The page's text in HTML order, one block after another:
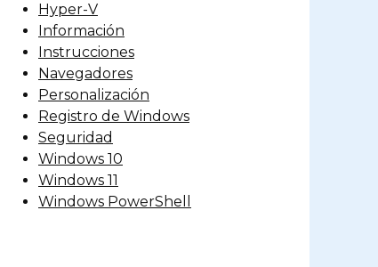
Hyper-V
Información
Instrucciones
Navegadores
Personalización
Registro de Windows
Seguridad
Windows 10
Windows 11
Windows PowerShell